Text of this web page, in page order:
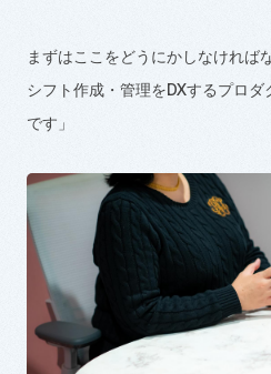
まずはここをどうにかしなければ
シフト作成・管理をDXするプロダ
です」